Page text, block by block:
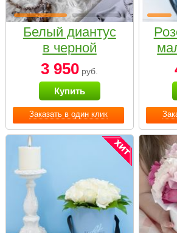
Заказать в один клик
Белый диантус
в черной
коробке Small
3 950 руб.
Купить